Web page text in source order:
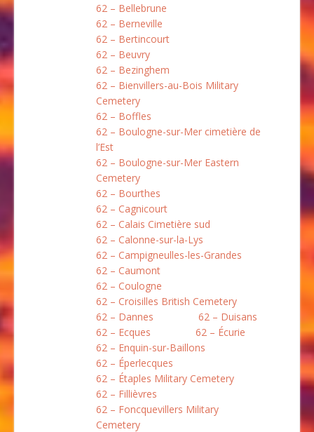
62 – Bellebrune
62 – Berneville
62 – Bertincourt
62 – Beuvry
62 – Bezinghem
62 – Bienvillers-au-Bois Military
Cemetery
62 – Boffles
62 – Boulogne-sur-Mer cimetière de
l’Est
62 – Boulogne-sur-Mer Eastern
Cemetery
62 – Bourthes
62 – Cagnicourt
62 – Calais Cimetière sud
62 – Calonne-sur-la-Lys
62 – Campigneulles-les-Grandes
62 – Caumont
62 – Coulogne
62 – Croisilles British Cemetery
62 – Dannes
62 – Duisans
62 – Ecques
62 – Écurie
62 – Enquin-sur-Baillons
62 – Éperlecques
62 – Étaples Military Cemetery
62 – Fillièvres
62 – Foncquevillers Military
Cemetery